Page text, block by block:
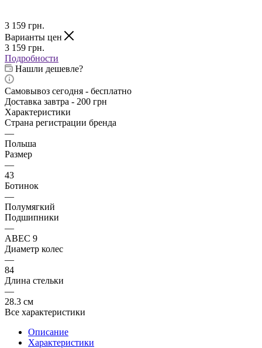
3 159 грн.
Варианты цен
3 159 грн.
Подробности
Нашли дешевле?
Самовывоз сегодня - бесплатно
Доставка завтра - 200 грн
Характеристики
Страна регистрации бренда
—
Польша
Размер
—
43
Ботинок
—
Полумягкий
Подшипники
—
ABEC 9
Диаметр колес
—
84
Длина стельки
—
28.3 см
Все характеристики
Описание
Характеристики